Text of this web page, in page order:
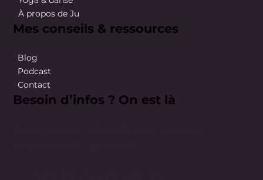
À propos de Ju
Mes conseils & ressources
Blog
Podcast
Contact
Besoin d’infos ? On est là